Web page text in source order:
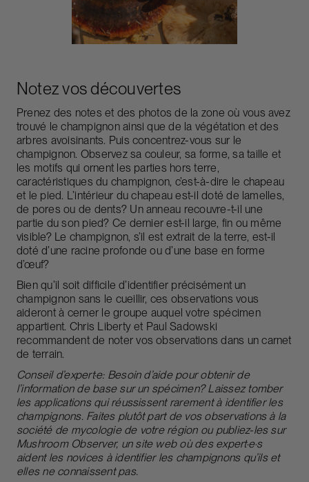
Notez vos découvertes
Prenez des notes et des photos de la zone où vous avez
trouvé le champignon ainsi que de la végétation et des
arbres avoisinants. Puis concentrez-vous sur le
champignon. Observez sa couleur, sa forme, sa taille et
les motifs qui ornent les parties hors terre,
caractéristiques du champignon, c’est-à-dire le chapeau
et le pied. L’intérieur du chapeau est-il doté de lamelles,
de pores ou de dents? Un anneau recouvre-t-il une
partie du son pied? Ce dernier est-il large, fin ou même
visible? Le champignon, s’il est extrait de la terre, est-il
doté d’une racine profonde ou d’une base en forme
d’œuf?
Bien qu’il soit difficile d’identifier précisément un
champignon sans le cueillir, ces observations vous
aideront à cerner le groupe auquel votre spécimen
appartient. Chris Liberty et Paul Sadowski
recommandent de noter vos observations dans un carnet
de terrain.
Conseil d’expert·e:Besoin d’aide pour obtenir de
l’information de base sur un spécimen? Laissez tomber
les applications qui réussissent rarement à identifier les
champignons. Faites plutôt part de vos observations à la
société de mycologie de votre région ou publiez-les sur
Mushroom Observer, un site web où des expert·e·s
aident les novices à identifier les champignons qu’ils et
elles ne connaissent pas.